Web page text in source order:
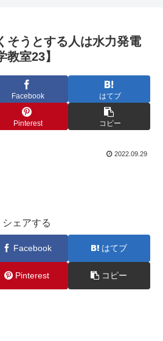
そうとする人は水力発電
教室23】
Facebook はてブ
Pinterest コピー
2022.09.29
シェアする
Facebook はてブ
Pinterest コピー